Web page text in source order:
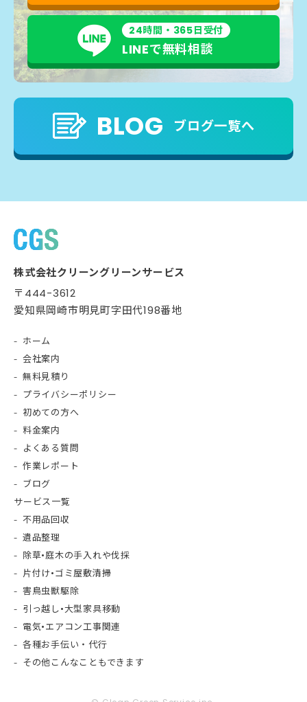
24時間・365日受付
LINEで無料相談
BLOG ブログ一覧へ
株式会社クリーングリーンサービス
〒444-3612
愛知県岡崎市明見町字田代198番地
ホーム
会社案内
無料見積り
プライバシーポリシー
サービス一覧
不用品回収
遺品整理
除草•庭木の手入れや伐採
片付け•ゴミ屋敷清掃
害鳥虫獣駆除
引っ越し•大型家具移動
電気•エアコン工事関連
各種お手伝い・代行
その他こんなこともできます
初めての方へ
料金案内
よくある質問
作業レポート
ブログ